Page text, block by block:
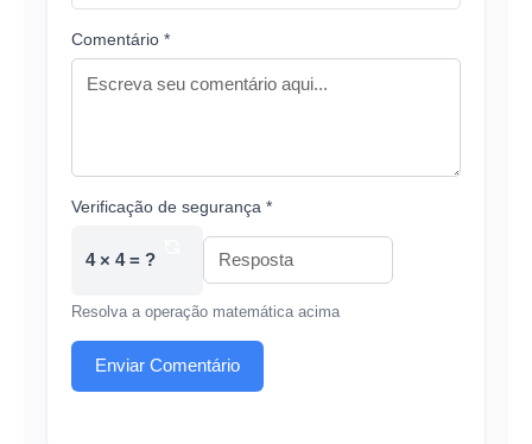
Comentário *
Verificação de segurança *
4 × 4 = ?
Resolva a operação matemática acima
Enviar Comentário